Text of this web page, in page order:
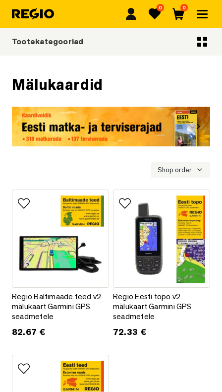
Regio Lemmikud
0
Ostukorv
0
Mälukaardid
Shop order
Lisa lemmikutesse
Regio Baltimaade teed v2 mälukaart Garmini GPS
Regio Baltimaade teed v2
mälukaart Garmini GPS
seadmetele
82.67 €
Lisa lemmikutesse
Regio Eesti topo v2 mälukaart
Regio Eesti topo v2
mälukaart Garmini GPS
seadmetele
72.33 €
Lisa lemmikutesse
Tootekategooriad